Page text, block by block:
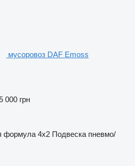
мусоровоз DAF Emoss
000 грн
формула 4x2 Подвеска пневмо/